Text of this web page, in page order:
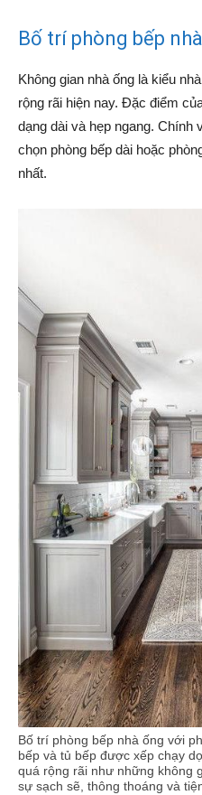
Bố trí phòng bếp
Không gian nhà ống là kiểu
rộng rãi hiện nay. Đặc điểm
dạng dài và hẹp ngang. Chính
chọn phòng bếp dài hoặc
nhất.
Bố trí phòng bếp nhà ống với
bếp và tủ bếp được xếp chạy
quá rộng rãi như những không
sự sạch sẽ, thông thoáng và